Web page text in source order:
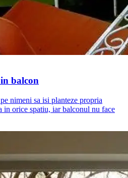
balcon
nimeni sa isi planteze propria
in orice spatiu, iar balconul nu face